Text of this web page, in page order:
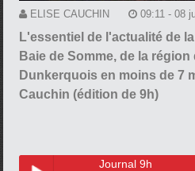
ELISE CAUCHIN 09:11 - 08
L'essentiel de l'actualité de
Baie de Somme, de la
Dunkerquois en moins de 7
Cauchin (édition de 9h)
Journal 9h